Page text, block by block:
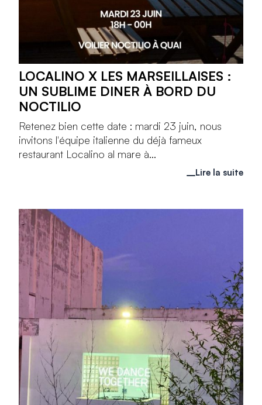
LOCALINO X LES MARSEILLAISES :
UN SUBLIME DINER À BORD DU
NOCTILIO
Retenez bien cette date : mardi 23 juin, nous
invitons l'équipe italienne du déjà fameux
restaurant Localino al mare à...
Lire la suite